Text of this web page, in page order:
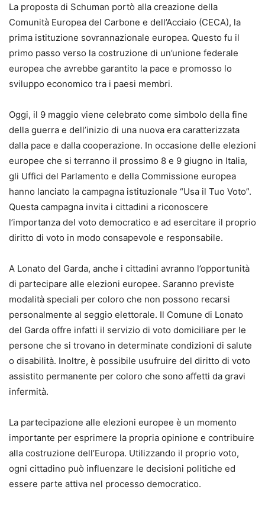
La proposta di Schuman portò alla creazione della
Comunità Europea del Carbone e dell’Acciaio (CECA), la
prima istituzione sovrannazionale europea. Questo fu il
primo passo verso la costruzione di un’unione federale
europea che avrebbe garantito la pace e promosso lo
sviluppo economico tra i paesi membri.
Oggi, il 9 maggio viene celebrato come simbolo della fine
della guerra e dell’inizio di una nuova era caratterizzata
dalla pace e dalla cooperazione. In occasione delle elezioni
europee che si terranno il prossimo 8 e 9 giugno in Italia,
gli Uffici del Parlamento e della Commissione europea
hanno lanciato la campagna istituzionale “Usa il Tuo Voto”.
Questa campagna invita i cittadini a riconoscere
l’importanza del voto democratico e ad esercitare il proprio
diritto di voto in modo consapevole e responsabile.
A Lonato del Garda, anche i cittadini avranno l’opportunità
di partecipare alle elezioni europee. Saranno previste
modalità speciali per coloro che non possono recarsi
personalmente al seggio elettorale. Il Comune di Lonato
del Garda offre infatti il servizio di voto domiciliare per le
persone che si trovano in determinate condizioni di salute
o disabilità. Inoltre, è possibile usufruire del diritto di voto
assistito permanente per coloro che sono affetti da gravi
infermità.
La partecipazione alle elezioni europee è un momento
importante per esprimere la propria opinione e contribuire
alla costruzione dell’Europa. Utilizzando il proprio voto,
ogni cittadino può influenzare le decisioni politiche ed
essere parte attiva nel processo democratico.